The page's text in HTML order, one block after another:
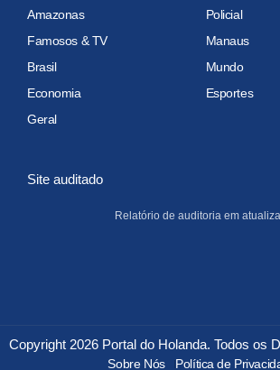
Amazonas
Policial
Famosos & TV
Manaus
Brasil
Mundo
Economia
Esportes
Geral
Site auditado
Relatório de auditoria em
Copyright 2026 Portal do Holanda. Todos os
Sobre Nós Política de